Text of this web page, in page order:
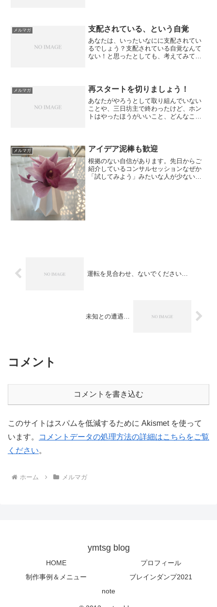
ってどんな種目？」につ...
メルマガ 支配されている、という自覚
あなたは、いったいなにに支配されてい
るでしょう？支配されている自覚なんて
ない！と思ったとしても、考えてみてく
確信をおぼえています。そ...
メルマガ 再スタートを切りましょう！
あなたがやろうとして取り組んでいない
ことや、三日坊主で終わったけど、ホン
トはやったほうがいいこと、どんなこと
の「パワーノマドアカデ...
メルマガ アイデア泥棒も歓迎
根拠のない自信があります。先日からご
紹介しているコンサルセッションなぜか
「試してみよう」みたいな人が少ないの
運転を見合わせ、ないでください…
未知との遭遇…
コメント
コメントを書き込む
このサイトはスパムを低減するために Akismet を使って
います。
コメントデータの処理方法の詳細はこちらをご覧
ください。
ホーム メルマガ
ymtsg blog
HOME
プロフィール
制作事例＆メニュー
ブレインダンプ2021
note